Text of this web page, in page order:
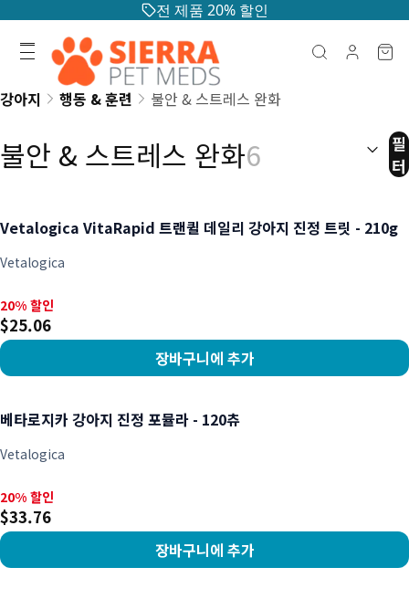
전 제품 20% 할인
강아지 행동 & 훈련 불안 & 스트레스 완화
불안 & 스트레스 완화6 (선
필
터
Vetalogica VitaRapid 트랜퀼 데일리 강아지 진정 트릿 - 210g
Vetalogica
20% 할인, $25.06
20% 할인
$25.06
장바구니에 추가
베타로지카 강아지 진정 포뮬라 - 120츄
Vetalogica
20% 할인, $33.76
20% 할인
$33.76
장바구니에 추가